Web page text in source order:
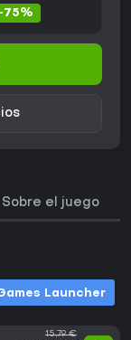
75%
Sobre el juego
Launcher
15,79 €